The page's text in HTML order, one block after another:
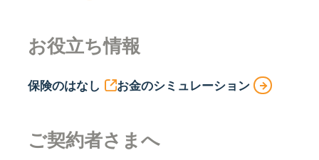
お役立ち情報
保険のはなし お金のシミュレーション
ご契約者さまへ